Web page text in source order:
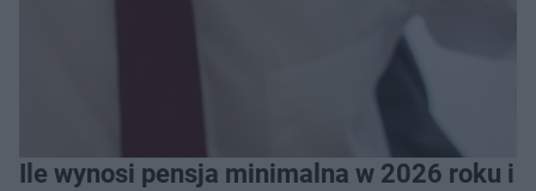
Ile wynosi pensja minimalna w 2026 roku i